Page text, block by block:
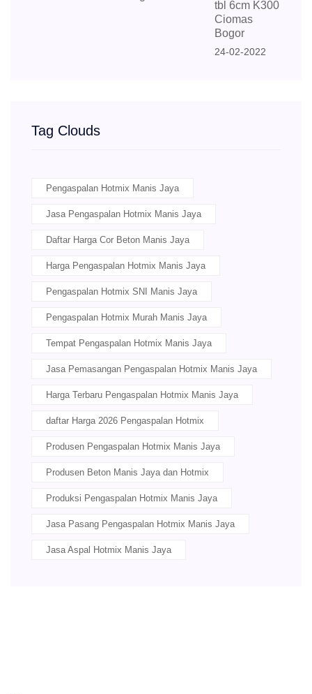
tbl 6cm K300
Ciomas
Bogor
24-02-2022
Tag Clouds
Pengaspalan Hotmix Manis Jaya
Jasa Pengaspalan Hotmix Manis Jaya
Daftar Harga Cor Beton Manis Jaya
Harga Pengaspalan Hotmix Manis Jaya
Pengaspalan Hotmix SNI Manis Jaya
Pengaspalan Hotmix Murah Manis Jaya
Tempat Pengaspalan Hotmix Manis Jaya
Jasa Pemasangan Pengaspalan Hotmix Manis Jaya
Harga Terbaru Pengaspalan Hotmix Manis Jaya
daftar Harga 2026 Pengaspalan Hotmix
Produsen Pengaspalan Hotmix Manis Jaya
Produsen Beton Manis Jaya dan Hotmix
Produksi Pengaspalan Hotmix Manis Jaya
Jasa Pasang Pengaspalan Hotmix Manis Jaya
Jasa Aspal Hotmix Manis Jaya